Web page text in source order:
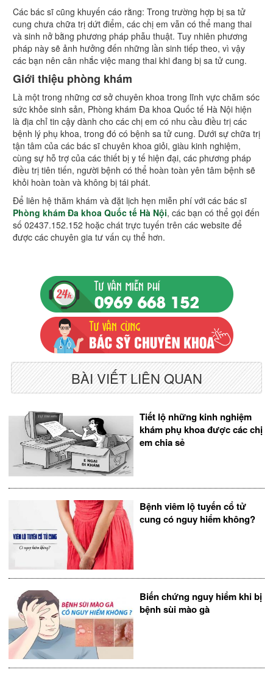
Các bác sĩ cũng khuyến cáo rằng: Trong trường hợp bị sa tử
cung chưa chữa trị dứt điểm, các chị em vẫn có thể mang thai
và sinh nở bằng phương pháp phẫu thuật. Tuy nhiên phương
pháp này sẽ ảnh hưởng đến những lần sinh tiếp theo, vì vậy
các bạn nên cân nhắc việc mang thai khi đang bị sa tử cung.
Giới thiệu phòng khám
Là một trong những cơ sở chuyên khoa trong lĩnh vực chăm sóc
sức khỏe sinh sản, Phòng khám Đa khoa Quốc tế Hà Nội hiện
là địa chỉ tin cậy dành cho các chị em có nhu cầu điều trị các
bệnh lý phụ khoa, trong đó có bệnh sa tử cung. Dưới sự chữa trị
tận tâm của các bác sĩ chuyên khoa giỏi, giàu kinh nghiệm,
cùng sự hỗ trợ của các thiết bị y tế hiện đại, các phương pháp
điều trị tiên tiến, người bệnh có thể hoàn toàn yên tâm bệnh sẽ
khỏi hoàn toàn và không bị tái phát.
Để liên hệ thăm khám và đặt lịch hẹn miễn phí với các bác sĩ
Phòng khám Đa khoa Quốc tế Hà Nội, các bạn có thể gọi đến
số 02437.152.152 hoặc chát trực tuyến trên các website để
được các chuyên gia tư vấn cụ thể hơn.
BÀI VIẾT LIÊN QUAN
Tiết lộ những kinh nghiệm
khám phụ khoa được các chị
em chia sẻ
Bệnh viêm lộ tuyến cổ tử
cung có nguy hiểm không?
Biến chứng nguy hiểm khi bị
bệnh sùi mào gà